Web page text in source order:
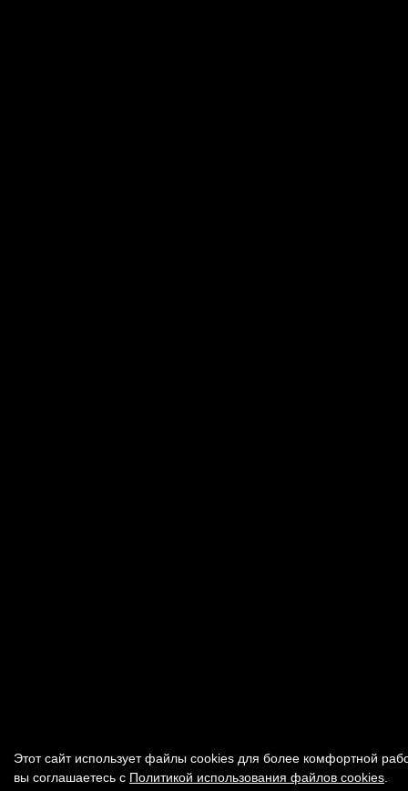
Этот сайт использует файлы cookies для более комфортной
вы соглашаетесь с Политикой использования файлов cookies